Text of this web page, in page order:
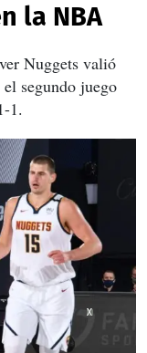
la NBA
Nuggets valió
segundo juego
1.
X
X